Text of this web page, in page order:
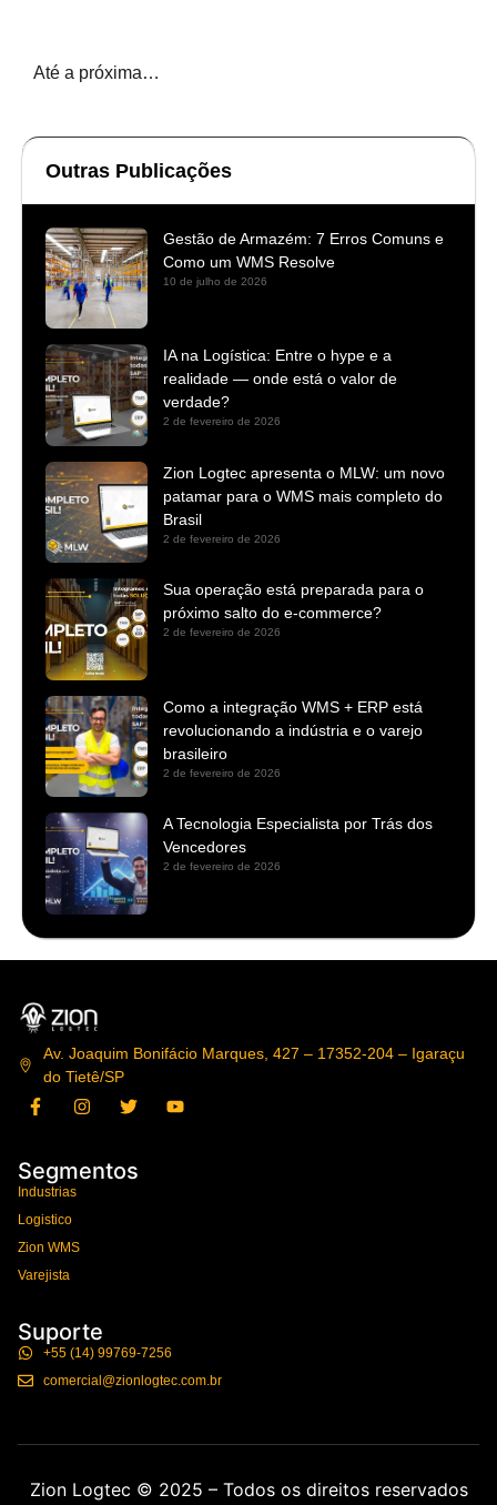
Até a próxima…
Outras Publicações
Gestão de Armazém: 7 Erros Comuns e
Como um WMS Resolve
10 de julho de 2026
IA na Logística: Entre o hype e a
realidade — onde está o valor de
verdade?
2 de fevereiro de 2026
Zion Logtec apresenta o MLW: um novo
patamar para o WMS mais completo do
Brasil
2 de fevereiro de 2026
Sua operação está preparada para o
próximo salto do e-commerce?
2 de fevereiro de 2026
Como a integração WMS + ERP está
revolucionando a indústria e o varejo
brasileiro
2 de fevereiro de 2026
A Tecnologia Especialista por Trás dos
Vencedores
2 de fevereiro de 2026
Av. Joaquim Bonifácio Marques, 427 – 17352-204 – Igaraçu
do Tietê/SP
Segmentos
Industrias
Logistico
Zion WMS
Varejista
Suporte
+55 (14) 99769-7256
comercial@zionlogtec.com.br
Zion Logtec © 2025 – Todos os direitos reservados